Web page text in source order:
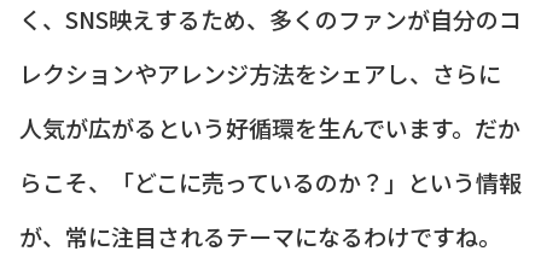
く、SNS映えするため、多くのファンが自分のコ
レクションやアレンジ方法をシェアし、さらに
人気が広がるという好循環を生んでいます。だか
らこそ、「どこに売っているのか？」という情報
が、常に注目されるテーマになるわけですね。